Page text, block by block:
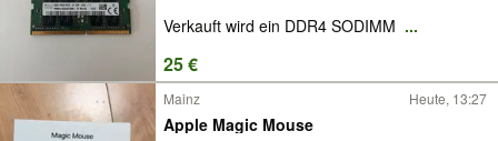
Verkauft wird ein DDR4 SODIMM ...
25 €
Mainz Heute, 13:27
Apple Magic Mouse